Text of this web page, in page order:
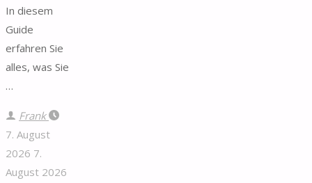
In diesem
Guide
erfahren Sie
alles, was Sie
…
Frank
7. August
2026 7.
August 2026